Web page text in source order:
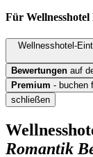
Für Wellnesshotel
Wellnesshotel-
Bewertungen auf
Premium - buchen
schließen
Romantik